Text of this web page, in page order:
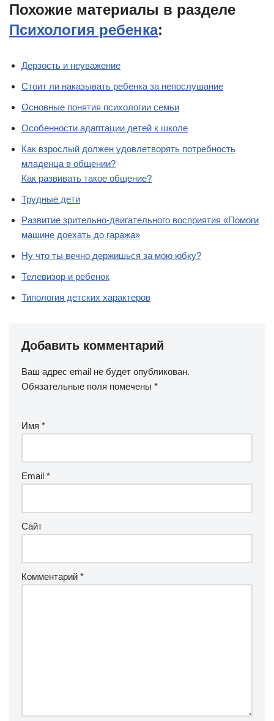
Похожие материалы в разделе
Психология ребенка:
Дерзость и неуважение
Стоит ли наказывать ребенка за непослушание
Основные понятия психологии семьи
Особенности адаптации детей к школе
Как взрослый должен удовлетворять потребность
младенца в общении?
Как развивать такое общение?
Трудные дети
Развитие зрительно-двигательного восприятия «Помоги
машине доехать до гаража»
Ну что ты вечно держишься за мою юбку?
Телевизор и ребенок
Типология детских характеров
Добавить комментарий
Ваш адрес email не будет опубликован.
Обязательные поля помечены *
Имя *
Email *
Сайт
Комментарий *